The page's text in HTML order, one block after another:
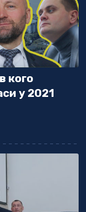
кого
у 2021